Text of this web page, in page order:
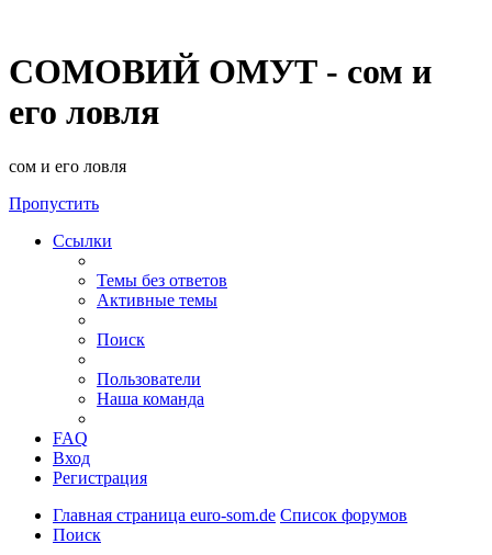
СОМОВИЙ ОМУТ - сом и
его ловля
сом и его ловля
Пропустить
Ссылки
Темы без ответов
Активные темы
Поиск
Пользователи
Наша команда
FAQ
Вход
Регистрация
Главная страница euro-som.de Список форумов
Поиск